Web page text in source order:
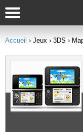
Accueil › Jeux › 3DS ›